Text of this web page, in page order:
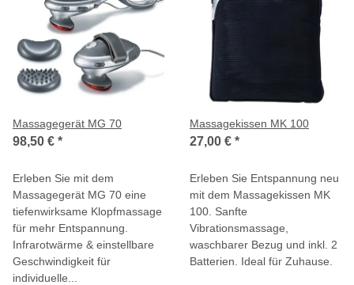
Massagegerät MG 70
98,50 € *
Erleben Sie mit dem
Massagegerät MG 70 eine
tiefenwirksame Klopfmassage
für mehr Entspannung.
Infrarotwärme & einstellbare
Geschwindigkeit für
individuelle...
Massagekissen MK 100
27,00 € *
Erleben Sie Entspannung neu
mit dem Massagekissen MK
100. Sanfte
Vibrationsmassage,
waschbarer Bezug und inkl. 2
Batterien. Ideal für Zuhause.